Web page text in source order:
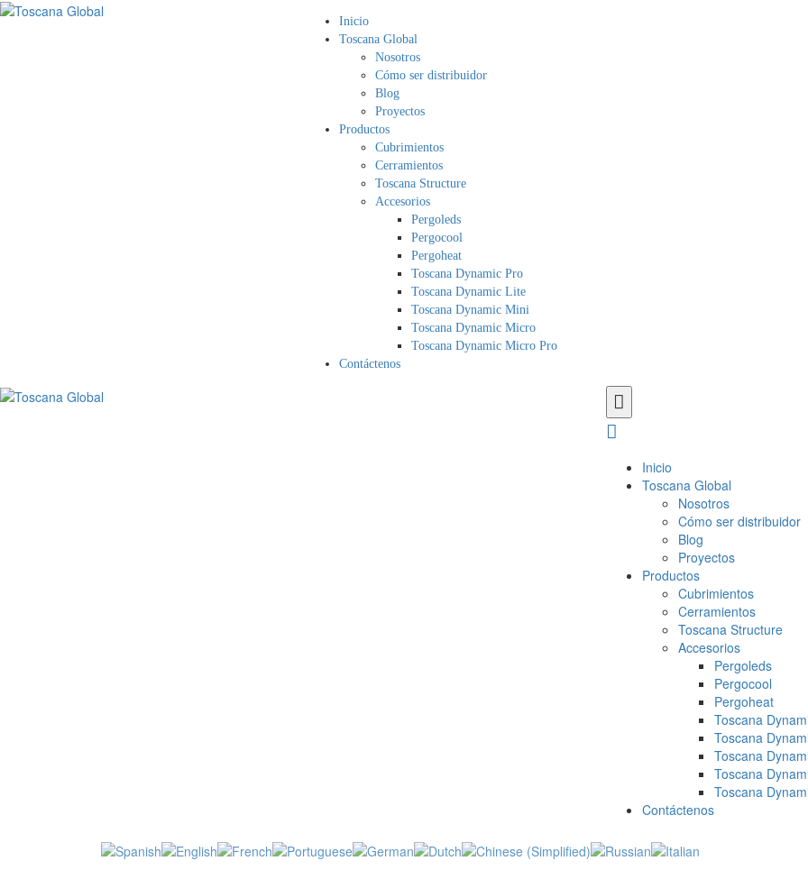
Inicio
Toscana Global
Nosotros
Cómo ser distribuidor
Blog
Proyectos
Productos
Cubrimientos
Cerramientos
Toscana Structure
Accesorios
Pergoleds
Pergocool
Pergoheat
Toscana Dynamic Pro
Toscana Dynamic Lite
Toscana Dynamic Mini
Toscana Dynamic Micro
Toscana Dynamic Micro Pro
Contáctenos
Inicio
Toscana Global
Nosotros
Cómo ser distribuidor
Blog
Proyectos
Productos
Cubrimientos
Cerramientos
Toscana Structure
Accesorios
Pergoleds
Pergocool
Pergoheat
Toscana
Toscana
Toscana
Toscana
Toscana
Contáctenos